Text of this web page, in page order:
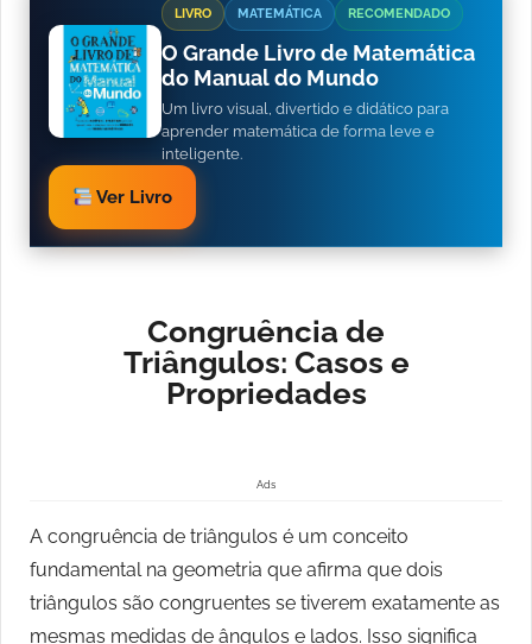
LIVRO MATEMÁTICA RECOMENDADO
O Grande Livro de Matemática
do Manual do Mundo
Um livro visual, divertido e didático para
aprender matemática de forma leve e
inteligente.
Ver Livro
Congruência de
Triângulos: Casos e
Propriedades
Ads
A congruência de triângulos é um conceito
fundamental na geometria que afirma que dois
triângulos são congruentes se tiverem exatamente as
mesmas medidas de ângulos e lados. Isso significa